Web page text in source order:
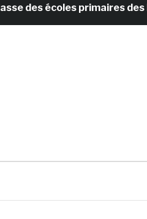
écoles primaires des Pays-